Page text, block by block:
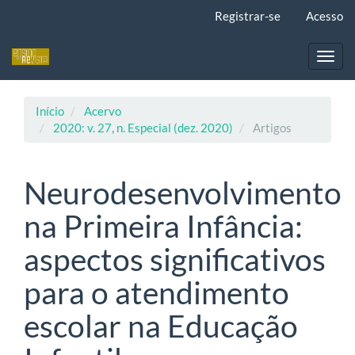
principal
Registrar-se Acesso
Início
Acervo
2020: v. 27, n. Especial (dez. 2020)
Artigos
Neurodesenvolvimento
na Primeira Infância:
aspectos significativos
para o atendimento
escolar na Educação